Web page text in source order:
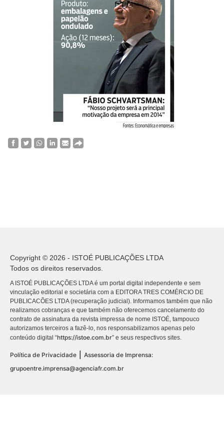
Copyright © 2026 - ISTOÉ PUBLICAÇÕES LTDA
Todos os direitos reservados.
A ISTOÉ PUBLICAÇÕES LTDA é um portal digital independente e sem
vinculação editorial e societária com a EDITORA TRES COMÉRCIO DE
PUBLICACÕES LTDA (recuperação judicial). Informamos também que não
realizamos cobranças e que também não oferecemos cancelamento do
contrato de assinatura da revista impressa de nome ISTOÉ, tampouco
autorizamos terceiros a fazê-lo, nos responsabilizamos apenas pelo
conteúdo digital “https://istoe.com.br” e seus respectivos sites.
Política de Privacidade
Assessoria de Imprensa:
grupoentre.imprensa@agenciafr.com.br